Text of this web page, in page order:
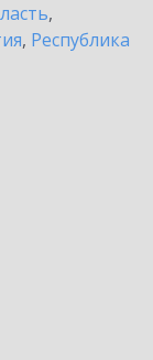
,
, Республика